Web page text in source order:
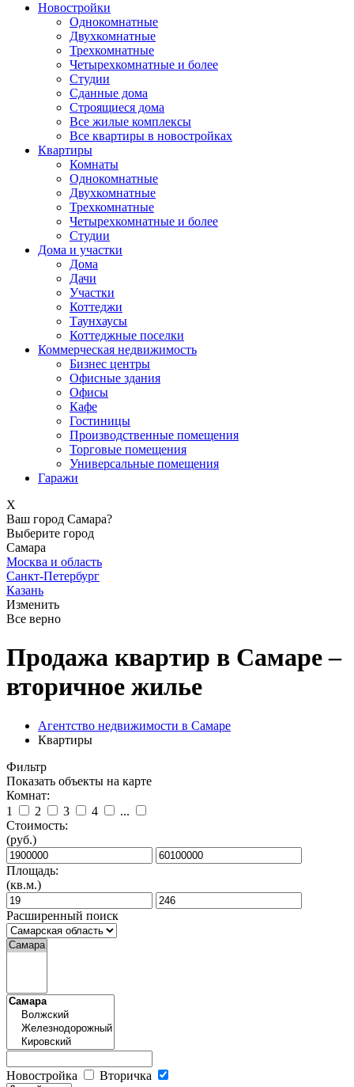
Новостройки
Однокомнатные
Двухкомнатные
Трехкомнатные
Четырехкомнатные и более
Студии
Сданные дома
Строящиеся дома
Все жилые комплексы
Все квартиры в новостройках
Квартиры
Комнаты
Однокомнатные
Двухкомнатные
Трехкомнатные
Четырехкомнатные и более
Студии
Дома и участки
Дома
Дачи
Участки
Коттеджи
Таунхаусы
Коттеджные поселки
Коммерческая недвижимость
Бизнес центры
Офисные здания
Офисы
Кафе
Гостиницы
Производственные помещения
Торговые помещения
Универсальные помещения
Гаражи
X
Ваш город Самара?
Выберите город
Самара
Москва и область
Санкт-Петербург
Казань
Изменить
Все верно
Продажа квартир в Самаре –
вторичное жилье
Агентство недвижимости в Самаре
Квартиры
Фильтр
Показать объекты на карте
Комнат:
1
2 3 4
...
Стоимость:
(руб.)
Площадь:
(кв.м.)
Расширенный поиск
Новостройка Вторичка